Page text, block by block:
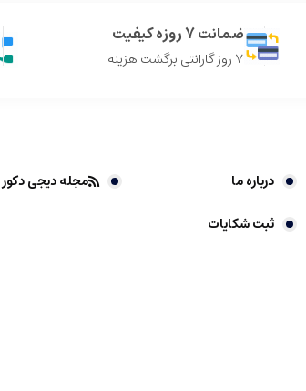
ضمانت 7 روزه کیفیت
7 روز گارانتی برگشت هزینه
درباره ما
مجله دیجی دکور
ثبت شکایات